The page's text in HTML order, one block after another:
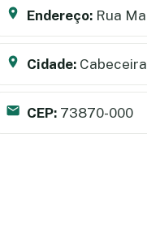
Endereço: Rua
Cidade:
CEP: 73870-000